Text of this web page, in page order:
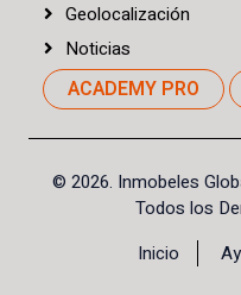
Geolocalización
Noticias
ACADEMY PRO
© 2026. Inmobeles
Todos los
Inicio